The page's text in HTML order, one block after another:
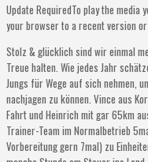
Update RequiredTo play the media
your browser to a recent version
Stolz & glücklich sind wir einmal
Treue halten. Wie jedes Jahr
Jungs für Wege auf sich nehmen,
nachjagen zu können. Vince aus
Fahrt und Heinrich mit gar 65km
Trainer-Team im Normalbetrieb
Vorbereitung gern 7mal) zu